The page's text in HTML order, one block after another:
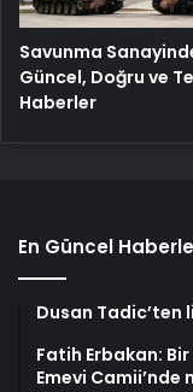
Savunma
Güncel, Doğru ve
Haberler
En Güncel
Dusan Tadic’ten
Fatih Erbakan:
Emevi Camii’nde